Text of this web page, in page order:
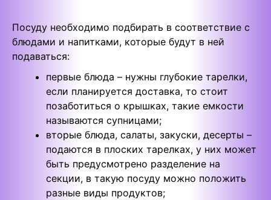
Посуду необходимо подбирать в соответствие с
блюдами и напитками, которые будут в ней
подаваться:
первые блюда – нужны глубокие тарелки,
если планируется доставка, то стоит
позаботиться о крышках, такие емкости
называются супницами;
вторые блюда, салаты, закуски, десерты –
подаются в плоских тарелках, у них может
быть предусмотрено разделение на
секции, в такую посуду можно положить
разные виды продуктов;